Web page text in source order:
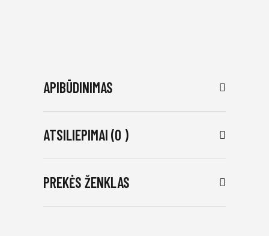
APIBŪDINIMAS
ATSILIEPIMAI (0 )
PREKĖS ŽENKLAS